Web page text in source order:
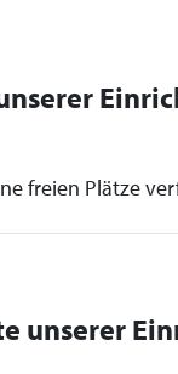
freien Plätze
unserer